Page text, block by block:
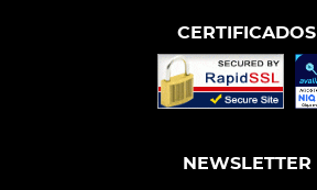
CERTIFICADOS
NEWSLETTER